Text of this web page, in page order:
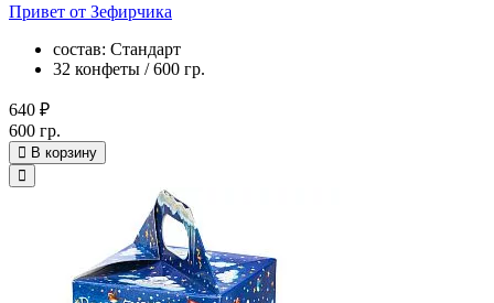
Привет от Зефирчика
состав: Стандарт
32 конфеты / 600 гр.
640 ₽
600 гр.
В корзину